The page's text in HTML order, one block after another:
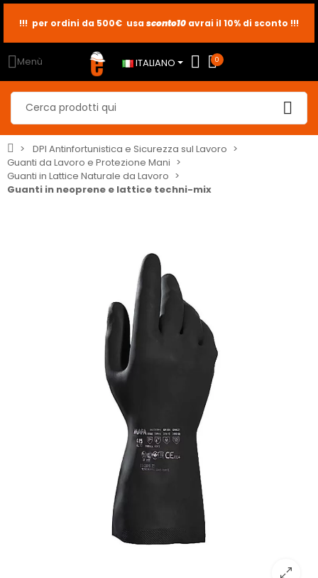
sconto2
sconto5
sconto10
Menù ITALIANO 0
DPI Antinfortunistica e Sicurezza sul Lavoro
Guanti da Lavoro e Protezione Mani
Guanti in Lattice Naturale da Lavoro
Guanti in neoprene e lattice techni-mix